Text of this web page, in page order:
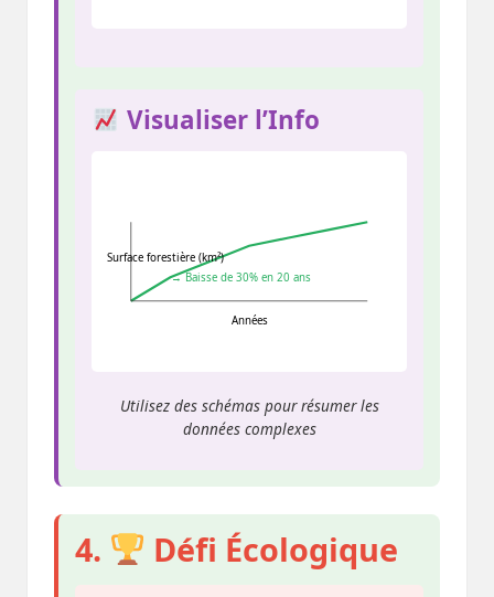
Visualiser l’Info
Années
Surface forestière (km²)
→ Baisse de 30% en 20 ans
Utilisez des schémas pour résumer les
données complexes
4. Défi Écologique